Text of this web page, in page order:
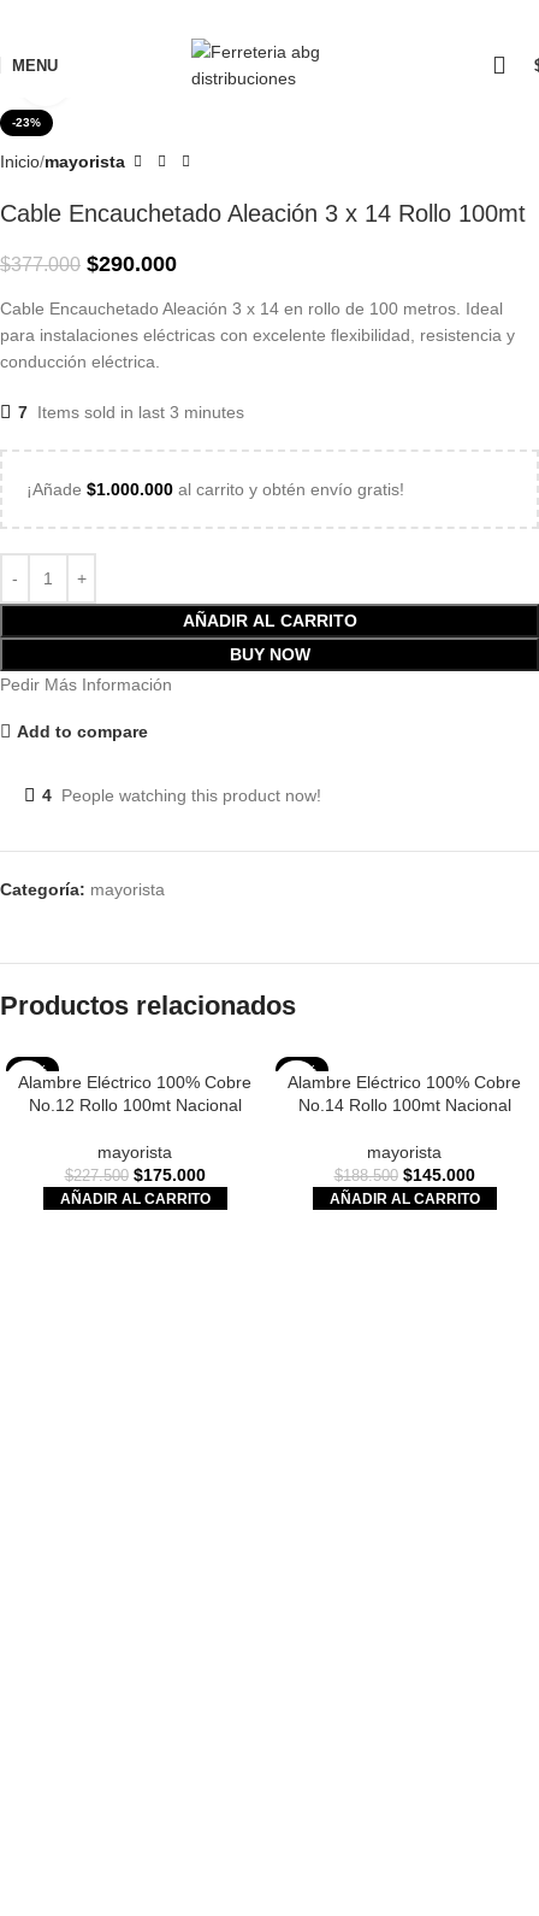
MENU
-23%
Inicio mayorista
Cable Encauchetado Aleación 3 x 14 Rollo 100mt
$377.000 $290.000
Cable Encauchetado Aleación 3 x 14 en rollo de 100 metros. Ideal
para instalaciones eléctricas con excelente flexibilidad, resistencia y
conducción eléctrica.
7 Items sold in last 3 minutes
¡Añade $1.000.000 al carrito y obtén envío gratis!
AÑADIR AL CARRITO
BUY NOW
Pedir Más Información
Add to compare
4 People watching this product now!
Categoría: mayorista
Productos relacionados
-23%
Alambre Eléctrico 100% Cobre
No.12 Rollo 100mt Nacional
mayorista
$227.500 $175.000
AÑADIR AL CARRITO
-23%
Alambre Eléctrico 100% Cobre
No.14 Rollo 100mt Nacional
mayorista
$188.500 $145.000
AÑADIR AL CARRITO